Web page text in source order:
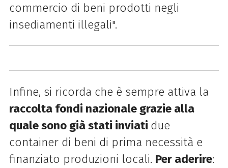
commercio di beni prodotti negli
insediamenti illegali".
Infine, si ricorda che è sempre attiva la
raccolta fondi nazionale grazie alla
quale sono già stati inviati due
container di beni di prima necessità e
finanziato produzioni locali. Per aderire: